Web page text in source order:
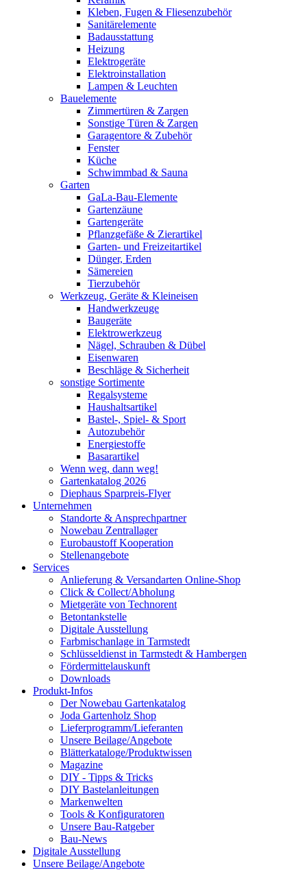
Kleben, Fugen & Fliesenzubehör
Sanitärelemente
Badausstattung
Heizung
Elektrogeräte
Elektroinstallation
Lampen & Leuchten
Bauelemente
Zimmertüren & Zargen
Sonstige Türen & Zargen
Garagentore & Zubehör
Fenster
Küche
Schwimmbad & Sauna
Garten
GaLa-Bau-Elemente
Gartenzäune
Gartengeräte
Pflanzgefäße & Zierartikel
Garten- und Freizeitartikel
Dünger, Erden
Sämereien
Tierzubehör
Werkzeug, Geräte & Kleineisen
Handwerkzeuge
Baugeräte
Elektrowerkzeug
Nägel, Schrauben & Dübel
Eisenwaren
Beschläge & Sicherheit
sonstige Sortimente
Regalsysteme
Haushaltsartikel
Bastel-, Spiel- & Sport
Autozubehör
Energiestoffe
Basarartikel
Wenn weg, dann weg!
Gartenkatalog 2026
Diephaus Sparpreis-Flyer
Unternehmen
Standorte & Ansprechpartner
Nowebau Zentrallager
Eurobaustoff Kooperation
Stellenangebote
Services
Anlieferung & Versandarten Online-Shop
Click & Collect/Abholung
Mietgeräte von Technorent
Betontankstelle
Digitale Ausstellung
Farbmischanlage in Tarmstedt
Schlüsseldienst in Tarmstedt & Hambergen
Fördermittelauskunft
Downloads
Produkt-Infos
Der Nowebau Gartenkatalog
Joda Gartenholz Shop
Lieferprogramm/Lieferanten
Unsere Beilage/Angebote
Blätterkataloge/Produktwissen
Magazine
DIY - Tipps & Tricks
DIY Bastelanleitungen
Markenwelten
Tools & Konfiguratoren
Unsere Bau-Ratgeber
Bau-News
Digitale Ausstellung
Unsere Beilage/Angebote